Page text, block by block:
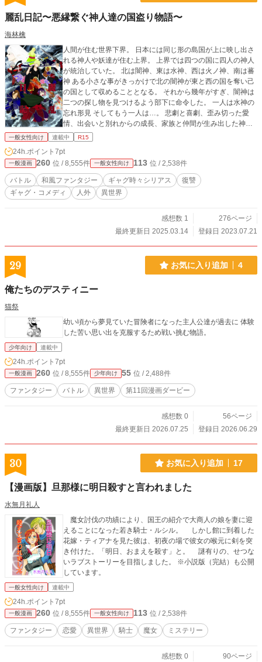
麗乱日記〜悪縁繋ぐ神人達の国盗り物語〜
海林檎
人間が住む世界下界。 日本には同じ形の島国が上に映し出さ
れる神人や妖達が住む上界。 上界では四つの国に四人の神人
が統治していた。 北は闇神、東は水神、西は火ノ神、南は蕃
神 ある小さな事がきっかけで北の闇神が東と西の国を奪い己
の国として収めることとなる。 それから幾年がすぎ、闇神は
二つの探し物を見つけるよう部下に命令した。 一人は水神の
忘れ形見 そしてもう一人は…。 悲劇と喜劇、歪み切った愛
情、出会いと別れからの成長、家族と仲間が生み出した神人
達の国盗り遊戯が勃発する。 ※戦※ギャグバトル※皆口が悪
はバリタチ※性別不明※親子関係破綻※神力※人体実験※顔
の良い奴しかいない世界※優しくない世界※そもそも主人公
が優しくない※ツンデレ※ケツ穴注意※ロリビッチ※ヤンデ
レ※欠損※自然現象※偏向報道※そもそもハッシュタグって
なんだっけ？ 本作は倫理感崩壊中の汚ねぇギャグ要素、流血
一般女性向け 連載中 R15
24h.ポイント 7pt
一般漫画 260 位 / 8,555件 一般女性向け 113 位 / 2,538件
バトル 和風ファンタジー ギャグ時々シリアス
復讐
ギャグ・コメディ
人外 異世界
感想数 1
276ページ
最終更新日 2025.03.14
登録日 2023.07.21
29 お気に入り追加 4
俺たちのデスティニー
猫祭
幼い頃から夢見ていた冒険者になった主人公達が過去に 体験
した苦い思い出を克服するため戦い挑む物語。
少年向け 連載中
24h.ポイント 7pt
一般漫画 260 位 / 8,555件 少年向け 55 位 / 2,488件
ファンタジー バトル 異世界 第11回漫画ダービー
感想数 0
56ページ
最終更新日 2026.07.25
登録日 2026.06.29
30 お気に入り追加 17
【漫画版】旦那様に明日殺すと言われました
水無月礼人
魔女討伐の功績により、国王の紹介で大商人の娘を妻に迎
えることになった若き騎士・ルシル。 しかし館に到着した
花嫁・ティアナを見た彼は、初夜の場で彼女の喉元に剣を突
き付けた。「明日、おまえを殺す」と。 謎有りの、せつな
いラブストーリーを目指しました。 ※小説版（完結）も公開
しています。
一般女性向け 連載中
24h.ポイント 7pt
一般漫画 260 位 / 8,555件 一般女性向け 113 位 / 2,538件
ファンタジー 恋愛 異世界 騎士 魔女 ミステリー
感想数 0
90ページ